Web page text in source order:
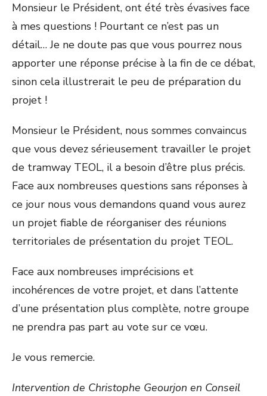
Monsieur le Président, ont été très évasives face
à mes questions ! Pourtant ce n’est pas un
détail… Je ne doute pas que vous pourrez nous
apporter une réponse précise à la fin de ce débat,
sinon cela illustrerait le peu de préparation du
projet !
Monsieur le Président, nous sommes convaincus
que vous devez sérieusement travailler le projet
de tramway TEOL, il a besoin d’être plus précis.
Face aux nombreuses questions sans réponses à
ce jour nous vous demandons quand vous aurez
un projet fiable de réorganiser des réunions
territoriales de présentation du projet TEOL.
Face aux nombreuses imprécisions et
incohérences de votre projet, et dans l’attente
d’une présentation plus complète, notre groupe
ne prendra pas part au vote sur ce vœu.
Je vous remercie.
Intervention de Christophe Geourjon en Conseil